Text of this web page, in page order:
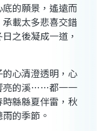
的願景，遙遠而
載太多悲喜交錯
之後凝成一道，
的心清澄透明，心
的溪……都一一
緜緜夏伴雷，秋
的季節。